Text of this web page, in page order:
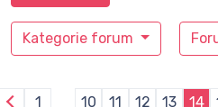
Kategorie forum
1 10 11 12 13 14